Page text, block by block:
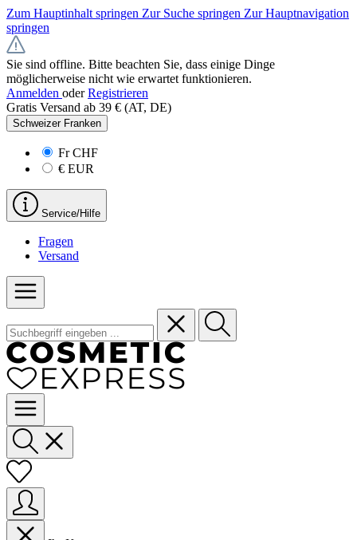
Zum Hauptinhalt springen Zur Suche springen Zur Hauptnavigation
springen
Sie sind offline. Bitte beachten Sie, dass einige Dinge
möglicherweise nicht wie erwartet funktionieren.
Anmelden oder Registrieren
Gratis Versand ab 39 € (AT, DE)
Schweizer Franken
FrCHF
€ EUR
Service/Hilfe
Fragen
Versand